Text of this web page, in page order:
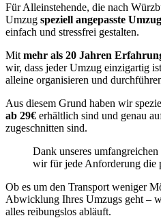
Für Alleinstehende, die nach
Umzug speziell angepasste
einfach und stressfrei gestalten.
Mit mehr als 20 Jahren
wir, dass jeder Umzug einzigartig
alleine organisieren und
Aus diesem Grund haben wir
ab 29€ erhältlich sind und genau
zugeschnitten sind.
Dank unseres
wir für jede Anforderung die
Ob es um den Transport weniger
Abwicklung Ihres Umzugs geht –
alles reibungslos abläuft.